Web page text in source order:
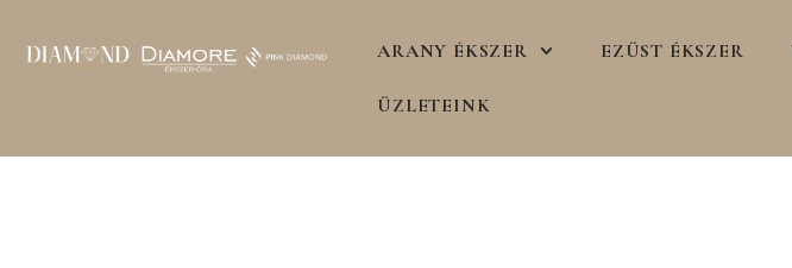
ARANY ÉKSZER EZÜST ÉKSZER
ÜZLETEINK